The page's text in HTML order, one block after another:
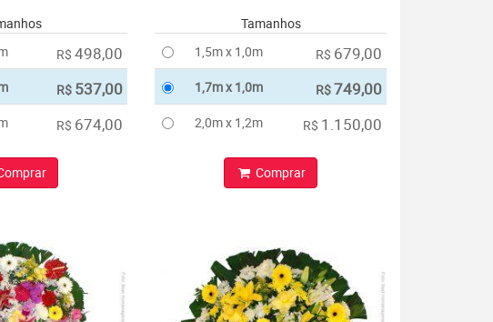
R$ 498,00
R$ 537,00
R$ 674,00
Tamanhos
1,5m x 1,0m
R$ 679,00
1,7m x 1,0m R$749,00
2,0m x 1,2m R$ 1.150,00
Comprar